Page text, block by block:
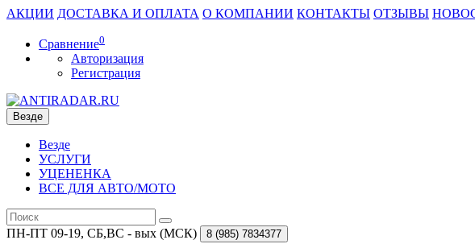
АКЦИИ ДОСТАВКА И ОПЛАТА О КОМПАНИИ КОНТАКТЫ ОТЗЫВЫ
Сравнение0
Авторизация
Регистрация
Везде
Везде
УСЛУГИ
УЦЕНЕНКА
ВСЕ ДЛЯ АВТО/МОТО
ПН-ПТ 09-19, СБ,ВС - вых (МСК) 8 (985) 7834377